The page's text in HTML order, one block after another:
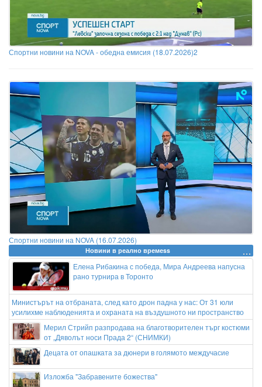
Спортни новини на NOVA - обедна емисия (18.07.2026)2
Спортни новини на NOVA (16.07.2026)
Новини в реално времеss
Елена Рибакина с победа, Мира Андреева напусна
рано турнира в Торонто
Министърът на отбраната, след като дрон падна у нас: От 31 юли
усилихме наблюденията и охраната на въздушното ни пространство
Мерил Стрийп разпродава на благотворителен търг костюми
от „Дяволът носи Прада 2“ (СНИМКИ)
Децата от опашката за дюнери в голямото междучасие
Изложба "Забравените божества"